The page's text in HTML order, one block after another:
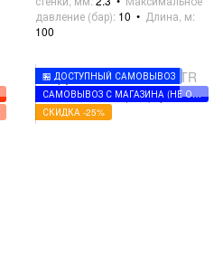
давление (бар) 10
Длина, м
100
🏪 ДОСТУПНЫЙ САМОВЫВОЗ
САМОВЫВОЗ С МАГАЗИНА (НЕ ОТПРАВЛЯЕМ)
СКИДКА -25%